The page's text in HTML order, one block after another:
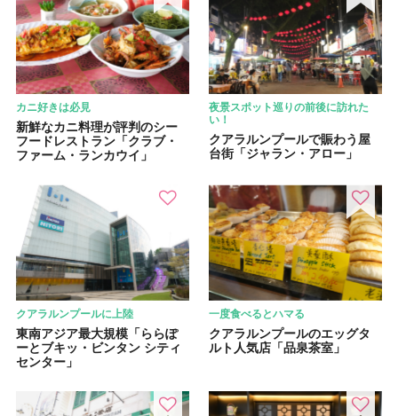
カニ好きは必見
新鮮なカニ料理が評判のシー
フードレストラン「クラブ・
ファーム・ランカウイ」
夜景スポット巡りの前後に訪れた
い！
クアラルンプールで賑わう屋
台街「ジャラン・アロー」
クアラルンプールに上陸
東南アジア最大規模「ららぽ
ーとブキッ・ビンタン シティ
センター」
一度食べるとハマる
クアラルンプールのエッグタ
ルト人気店「品泉茶室」